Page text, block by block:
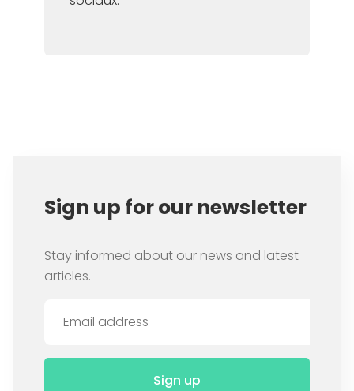
Sign up for our newsletter
Stay informed about our news and latest
articles.
Sign up